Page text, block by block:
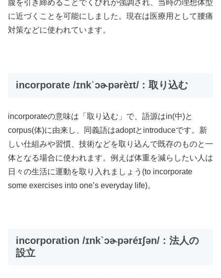
腹を引き締めることでくびれが強調され、当時の理想体型
に近づくことを可能にしました。現在は医療用として腰痛
対策などに使われています。
incorporate /ɪnkˈɔɚpərèɪt/ : 取り込む
incorporateの意味は「取り込む」で、語源はin(中)と
corpus(体)に由来し、同義語はadoptとintroduceです。新
しい仕組みや習慣、技術などを取り込んで既存のものと一
体となる場合に使われます。例えば体重を減らしたい人は
日々の生活に運動を取り入れましょう(to incorporate
some exercises into one’s everyday life)。
incorporation /ɪnk`ɔɚpəréɪʃən/ : 法人の
設立